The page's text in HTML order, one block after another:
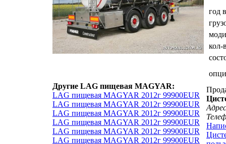
Другие LAG пищевая MAGYAR:
LAG пищевая MAGYAR 2012г 99900EUR
LAG пищевая MAGYAR 2012г 99900EUR
LAG пищевая MAGYAR 2012г 99900EUR
LAG пищевая MAGYAR 2012г 99900EUR
LAG пищевая MAGYAR 2012г 99900EUR
LAG пищевая MAGYAR 2012г 99900EUR
год
кол-